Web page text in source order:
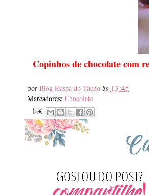
Copinhos de chocolate com
por Blog Raspa do Tacho às 13:45
Marcadores: Chocolate